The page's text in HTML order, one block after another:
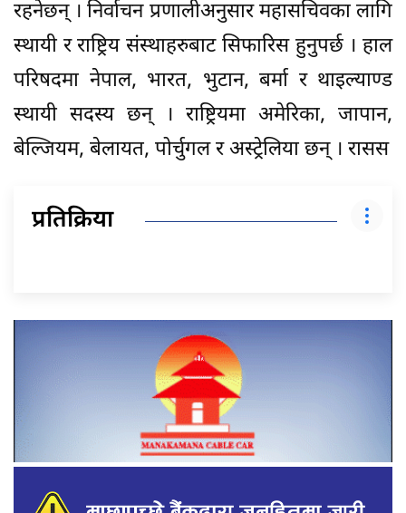
रहनेछन् । निर्वाचन प्रणालीअनुसार महासचिवका लागि
स्थायी र राष्ट्रिय संस्थाहरुबाट सिफारिस हुनुपर्छ । हाल
परिषदमा नेपाल, भारत, भुटान, बर्मा र थाइल्याण्ड
स्थायी सदस्य छन् । राष्ट्रियमा अमेरिका, जापान,
बेल्जियम, बेलायत, पोर्चुगल र अस्ट्रेलिया छन् । रासस
प्रतिक्रिया